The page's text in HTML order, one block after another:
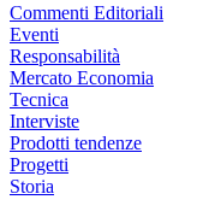
Commenti Editoriali
Eventi
Responsabilità
Mercato Economia
Tecnica
Interviste
Prodotti tendenze
Progetti
Storia